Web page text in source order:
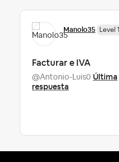
Manolo35 Level 1
Facturar e IVA
@Antonio-Luis0 Última
respuesta